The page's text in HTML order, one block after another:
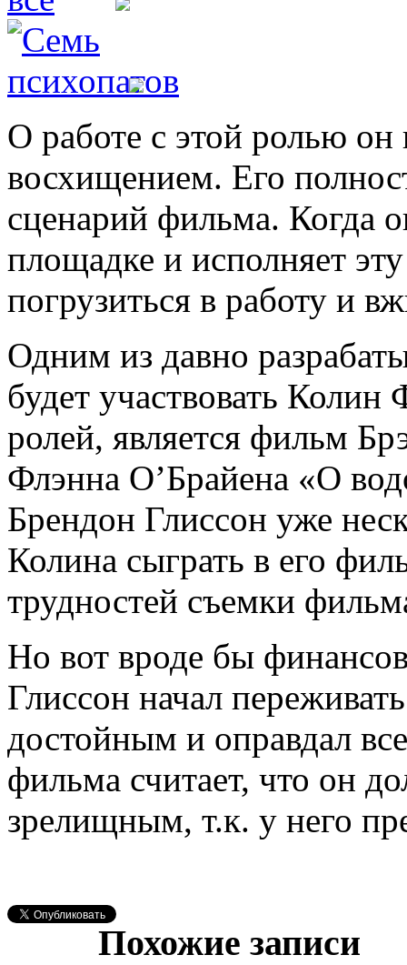
О работе с этой ролью
восхищением. Его
сценарий фильма. Когда
площадке и исполняет
погрузиться в работу и
Одним из давно
будет участвовать
ролей, является фильм
Флэнна О’Брайена «О
Брендон Глиссон уже
Колина сыграть в его
трудностей съемки
Но вот вроде бы
Глиссон начал
достойным и оправдал
фильма считает, что он
зрелищным, т.к. у него
Похожие записи